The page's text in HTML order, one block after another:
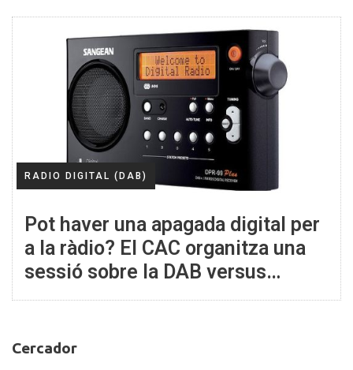
RADIO DIGITAL (DAB)
Pot haver una apagada digital per
a la ràdio? El CAC organitza una
sessió sobre la DAB versus
Internet
Cercador
Cercador